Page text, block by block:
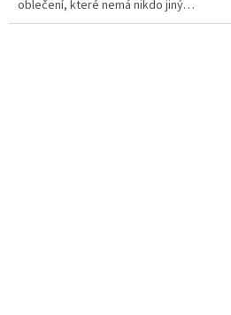
oblečení, které nemá nikdo jiný…